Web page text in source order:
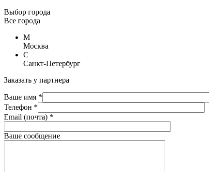
Выбор города
Все города
М
Москва
С
Санкт-Петербург
Заказать у партнера
Ваше имя *
Телефон *
Email (почта) *
Ваше сообщение